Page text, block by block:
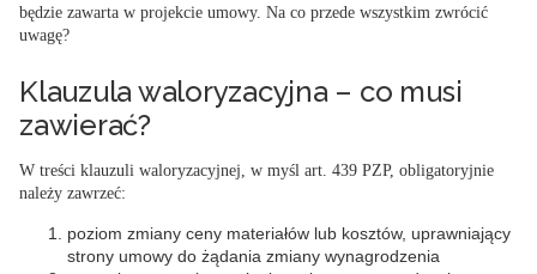
będzie zawarta w projekcie umowy. Na co przede wszystkim zwrócić
uwagę?
Klauzula waloryzacyjna – co musi
zawierać?
W treści klauzuli waloryzacyjnej, w myśl art. 439 PZP, obligatoryjnie
należy zawrzeć:
poziom zmiany ceny materiałów lub kosztów, uprawniający
strony umowy do żądania zmiany wynagrodzenia